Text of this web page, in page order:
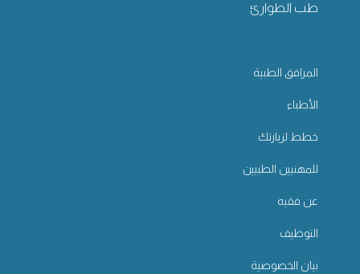
طب الطوارئ
المرافق الطبية
الأطباء
خطط لزيارتك
للمهنيين الطبيين
عن فقيه
التوظيف
بيان الخصوصية